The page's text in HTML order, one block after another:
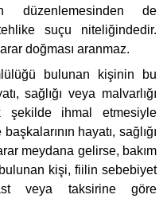
düzenlemesinden de
suçu niteliğindedir.
doğması aranmaz.
bulunan kişinin bu
sağlığı veya malvarlığı
şekilde ihmal etmesiyle
hayatı, sağlığı
meydana gelirse, bakım
kişi, fiilin sebebiyet
veya taksirine göre